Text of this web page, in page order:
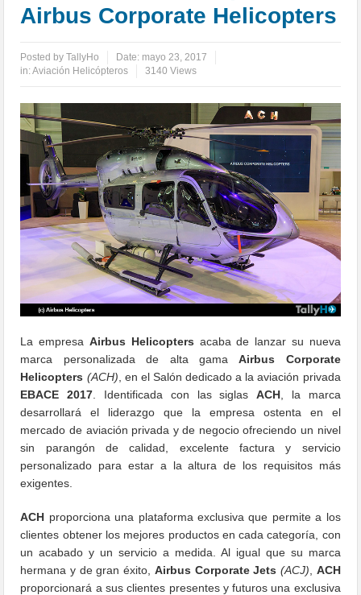
Airbus Corporate Helicopters
Posted byTallyHo Date: mayo 23, 2017
in:Aviación Helicópteros 3140 Views
La empresa Airbus Helicopters acaba de lanzar su nueva
marca personalizada de alta gamaAirbus Corporate
Helicopters (ACH) , en el Salón dedicado a la aviación privada
EBACE 2017 . Identificada con las siglasACH , la marca
desarrollará el liderazgo que la empresa ostenta en el
mercado de aviación privada y de negocio ofreciendo un nivel
sin parangón de calidad, excelente factura y servicio
personalizado para estar a la altura de los requisitos más
exigentes.
ACH proporciona una plataforma exclusiva que permite a los
clientes obtener los mejores productos en cada categoría, con
un acabado y un servicio a medida. Al igual que su marca
hermana y de gran éxito, Airbus Corporate Jets (ACJ)
ACH
proporcionará a sus clientes presentes y futuros una exclusiva